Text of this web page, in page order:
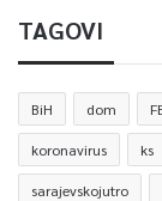
TAGOVI
BiH dom
koronavirus ks
sarajevskojutro